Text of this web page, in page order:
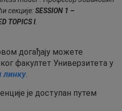
секције:SESSION 1 –
TOPICS I
догађају можете
факултет Универзитета у
линку.
је доступан путем